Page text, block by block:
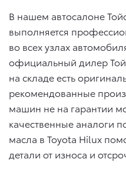
В нашем автосалоне
выполняется
во всех узлах
официальный дилер
на складе есть
рекомендованные
машин не на гарантии
качественные аналоги
масла в Toyota Hilux
детали от износа и